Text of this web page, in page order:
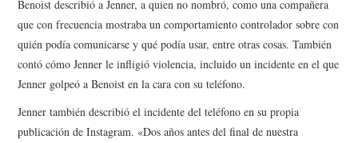
Benoist describió a Jenner, a quien no nombró, como una compañera
que con frecuencia mostraba un comportamiento controlador sobre con
quién podía comunicarse y qué podía usar, entre otras cosas. También
contó cómo Jenner le infligió violencia, incluido un incidente en el que
Jenner golpeó a Benoist en la cara con su teléfono.
Jenner también describió el incidente del teléfono en su propia
publicación de Instagram. «Dos años antes del final de nuestra